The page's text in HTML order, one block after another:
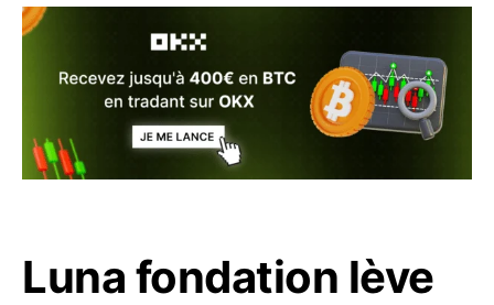
Luna fondation lève